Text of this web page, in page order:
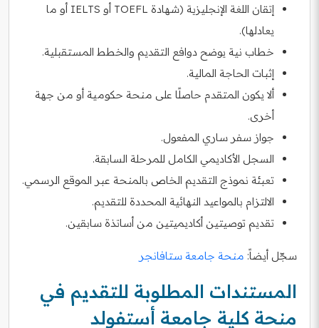
إتقان اللغة الإنجليزية (شهادة TOEFL أو IELTS أو ما
يعادلها).
خطاب نية يوضح دوافع التقديم والخطط المستقبلية.
إثبات الحاجة المالية.
ألا يكون المتقدم حاصلًا على منحة حكومية أو من جهة
أخرى.
جواز سفر ساري المفعول.
السجل الأكاديمي الكامل للمرحلة السابقة.
تعبئة نموذج التقديم الخاص بالمنحة عبر الموقع الرسمي.
الالتزام بالمواعيد النهائية المحددة للتقديم.
تقديم توصيتين أكاديميتين من أساتذة سابقين.
سجّل أيضاً: منحة جامعة ستافانجر
المستندات المطلوبة للتقديم في
منحة كلية جامعة أستفولد